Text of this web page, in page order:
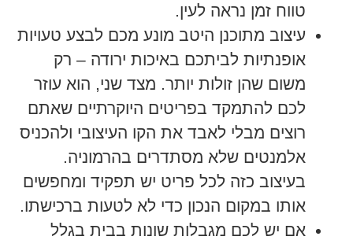
טווח זמן נראה לעין.
עיצוב מתוכנן היטב מונע מכם לבצע טעויות
אופנתיות לביתכם באיכות ירודה – רק
משום שהן זולות יותר. מצד שני, הוא עוזר
לכם להתמקד בפריטים היוקרתיים שאתם
רוצים מבלי לאבד את הקו העיצובי ולהכניס
אלמנטים שלא מסתדרים בהרמוניה.
בעיצוב כזה לכל פריט יש תפקיד ומחפשים
אותו במקום הנכון כדי לא לטעות ברכישתו.
אם יש לכם מגבלות שונות בבית בגלל